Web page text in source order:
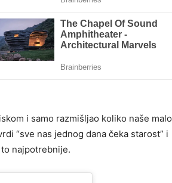
i samo razmišljao koliko naše malo
“sve nas jednog dana čeka starost” i
najpotrebnije.